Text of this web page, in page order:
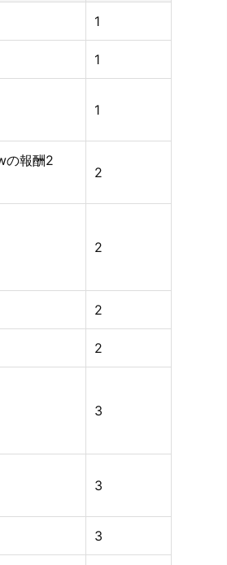
1
1
1
の報酬2
2
2
2
2
3
3
3